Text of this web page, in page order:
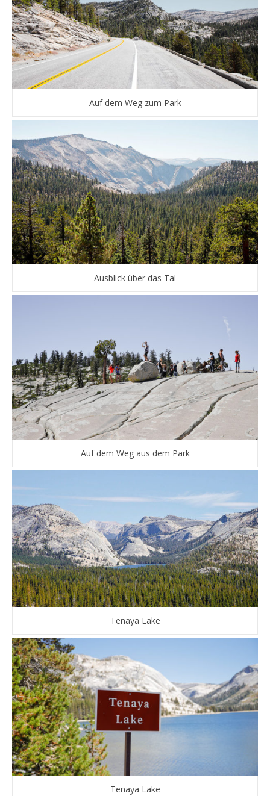
Auf dem Weg zum Park
Ausblick über das Tal
Auf dem Weg aus dem Park
Tenaya Lake
Tenaya Lake